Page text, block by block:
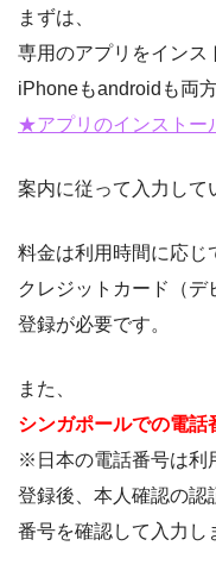
まずは、
専用のアプリをインス
iPhoneもandroidも両
★アプリのインストー
案内に従って入力して
料金は利用時間に応じ
クレジットカード（
登録が必要です。
また、
シンガポールでの電話
※日本の電話番号は利
登録後、本人確認の認
番号を確認して入力し